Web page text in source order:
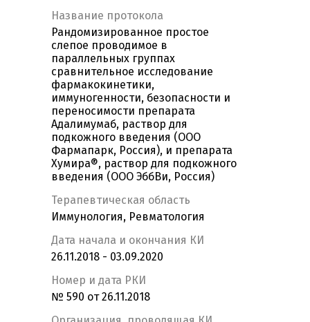
Название протокола
Рандомизированное простое
слепое проводимое в
параллельных группах
сравнительное исследование
фармакокинетики,
иммуногенности, безопасности и
переносимости препарата
Адалимумаб, раствор для
подкожного введения (ООО
Фармапарк, Россия), и препарата
Хумира®, раствор для подкожного
введения (ООО ЭббВи, Россия)
Терапевтическая область
Иммунология, Ревматология
Дата начала и окончания КИ
26.11.2018 - 03.09.2020
Номер и дата РКИ
№ 590 от 26.11.2018